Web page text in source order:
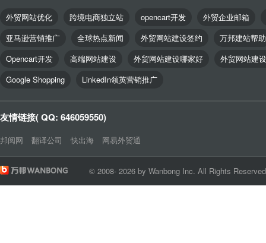
外贸网站优化 跨境电商独立站 opencart开发
外贸企业邮箱
亚马逊营销推广
全球热点新闻 外贸网站建设签约
万邦建站帮助
Opencart开发
高端网站建设 外贸网站建设哪家好
外贸网站建
Google Shopping
LinkedIn领英营销推广
友情链接( QQ: 646059550)
邦阅网 翻译公司 快出海 网易外贸通
© 2008- 2026 by Wanbong Inc. All Rights